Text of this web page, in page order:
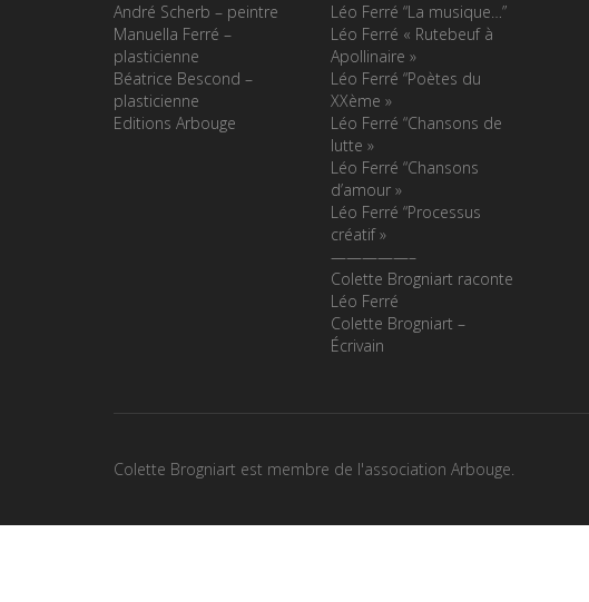
André Scherb – peintre
Manuella Ferré –
plasticienne
Béatrice Bescond –
plasticienne
Editions Arbouge
Léo Ferré “La musique…”
Léo Ferré « Rutebeuf à
Apollinaire »
Léo Ferré “Poètes du
XXème »
Léo Ferré “Chansons de
lutte »
Léo Ferré “Chansons
d’amour »
Léo Ferré “Processus
créatif »
—————–
Colette Brogniart raconte
Léo Ferré
Colette Brogniart –
Écrivain
Colette Brogniart est membre de l'association Arbouge.